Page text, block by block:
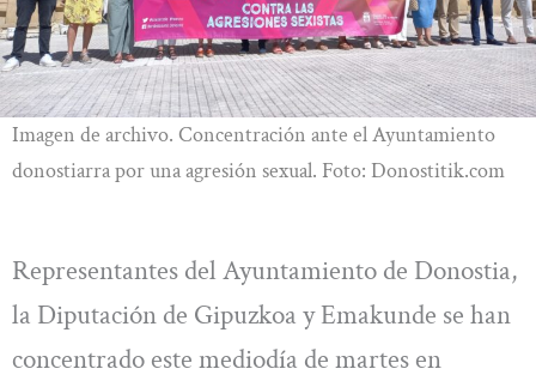
Imagen de archivo. Concentración ante el Ayuntamiento
donostiarra por una agresión sexual. Foto: Donostitik.com
Representantes del Ayuntamiento de Donostia,
la Diputación de Gipuzkoa y Emakunde se han
concentrado este mediodía de martes en